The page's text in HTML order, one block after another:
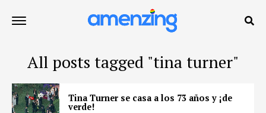
All posts tagged "tina turner"
Tina Turner se casa a los 73 años y ¡de
verde!